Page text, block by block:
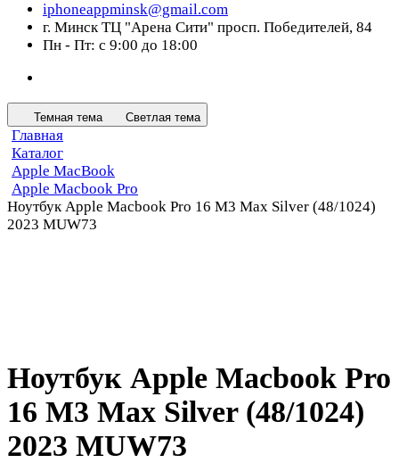
iphoneappminsk@gmail.com
г. Минск ТЦ "Арена Сити" просп. Победителей, 84
Пн - Пт: с 9:00 до 18:00
Темная тема Светлая тема
Главная
Каталог
Apple MacBook
Apple Macbook Pro
Ноутбук Apple Macbook Pro 16 M3 Max Silver (48/1024)
2023 MUW73
Ноутбук Apple Macbook Pro
16 M3 Max Silver (48/1024)
2023 MUW73